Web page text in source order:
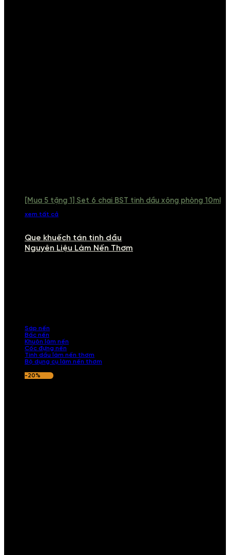
[Mua 5 tặng 1] Set 6 chai BST tinh dầu xông phòng 10ml
xem tất cả
Que khuếch tán tinh dầu
Nguyên Liệu Làm Nến Thơm
Sáp nến
Bấc nến
Khuôn làm nến
Cốc đựng nến
Tinh dầu làm nến thơm
Bộ dụng cụ làm nến thơm
-20%